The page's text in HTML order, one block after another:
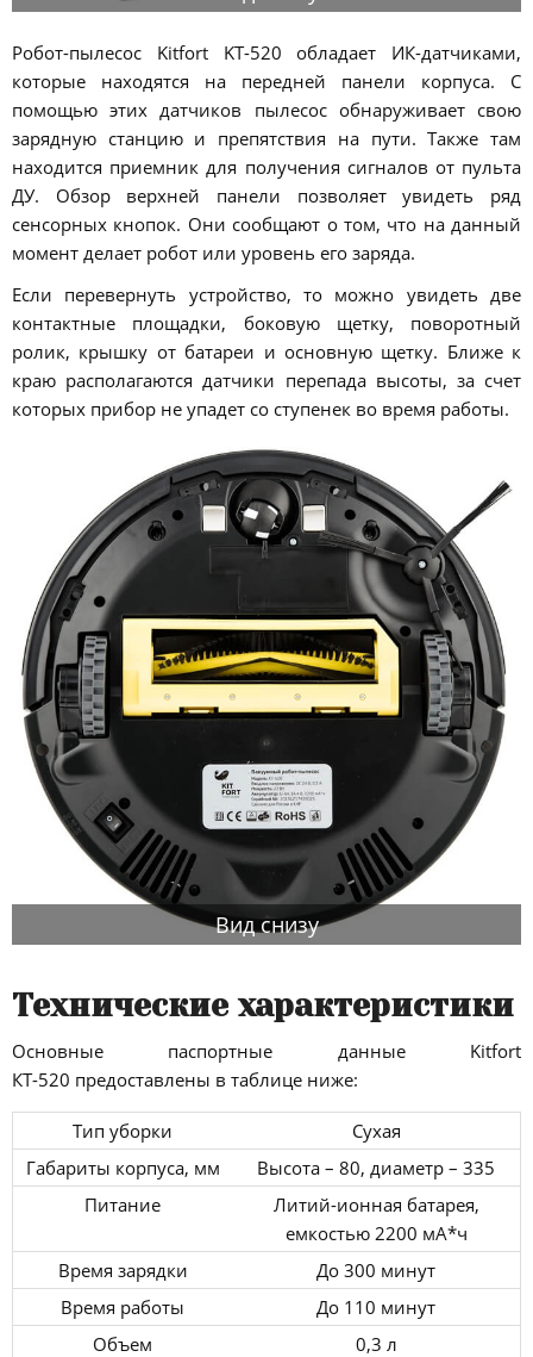
Робот-пылесос Kitfort KT-520 обладает ИК-датчиками,
которые находятся на передней панели корпуса. С
помощью этих датчиков пылесос обнаруживает свою
зарядную станцию и препятствия на пути. Также там
находится приемник для получения сигналов от пульта
ДУ. Обзор верхней панели позволяет увидеть ряд
сенсорных кнопок. Они сообщают о том, что на данный
момент делает робот или уровень его заряда.
Если перевернуть устройство, то можно увидеть две
контактные площадки, боковую щетку, поворотный
ролик, крышку от батареи и основную щетку. Ближе к
краю располагаются датчики перепада высоты, за счет
которых прибор не упадет со ступенек во время работы.
Вид снизу
Технические характеристики
Основные паспортные данные Kitfort
КТ-520 предоставлены в таблице ниже:
Тип уборки
Сухая
Габариты корпуса, мм
Высота – 80, диаметр – 335
Питание
Литий-ионная батарея,
емкостью 2200 мА*ч
Время зарядки
До 300 минут
Время работы
До 110 минут
Объем
0,3 л